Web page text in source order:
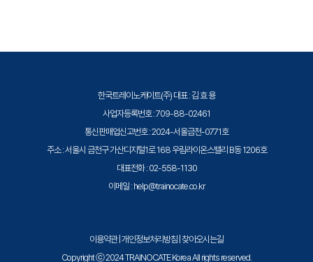
Terraform을 활용한 관리 및 운영 전략에 대한 이해 및
· 주요 내용
1. Terraform 상태 관리
2. Terraform 서비스 관리 및 참조
한국트레이노케이트(주) 대표 : 김 효 용
사업자등록번호 : 709-88-02461
통신판매업신고번호 : 2024-서울금천-0771호
주소 : 서울시 금천구 가산디지털1로 168 우림라이온스밸리 B동 1206호
대표전화 : 02-558-1130
이메일 : help@trainocate.co.kr
이용약관| 개인정보처리방침 찾아오시는길
Copyright ⓒ 2024 TRAINOCATE Korea All rights reserved.